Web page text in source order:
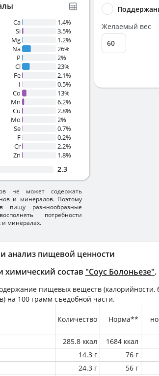
анализ пищевой ценности
химический состав "Соус Болоньезе".
пищевых веществ (калорийности,
на 100 грамм съедобной части.
Количество Норма**
285.8 ккал 1684 ккал
14.3 г 76 г
24.3 г 56 г
Ca
1.4%
Si
3.5%
Mg
1.2%
Na
26%
P
2%
Cl
23%
Fe
2.1%
I
0.5%
Co
13%
Mn
6.2%
Cu
2.8%
Mo
2%
Se
0.7%
F
0.2%
Cr
2.2%
Zn
1.8%
2.3
не может содержать
и минералов. Поэтому
пищу разннообразные
потребности
и минералах.
Желаемый вес